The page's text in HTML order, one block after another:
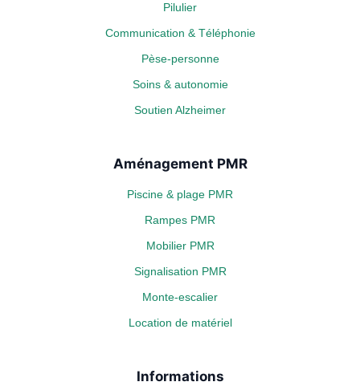
Pilulier
Communication & Téléphonie
Pèse-personne
Soins & autonomie
Soutien Alzheimer
Aménagement PMR
Piscine & plage PMR
Rampes PMR
Mobilier PMR
Signalisation PMR
Monte-escalier
Location de matériel
Informations